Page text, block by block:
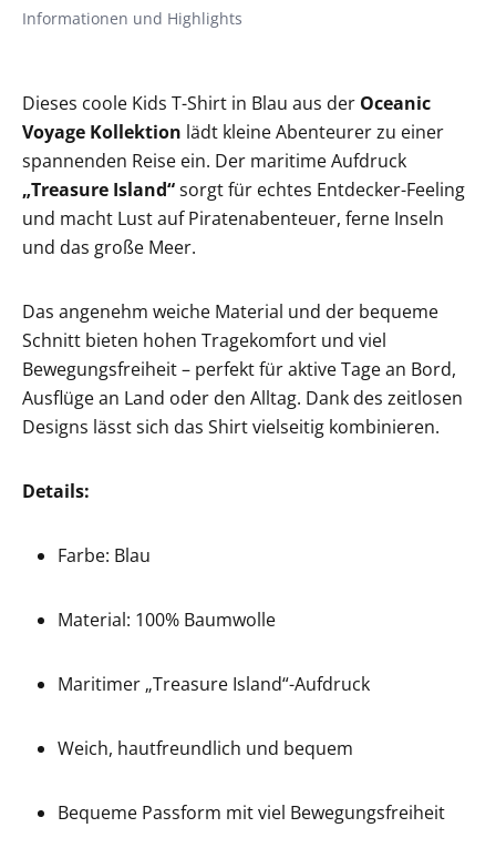
Informationen und Highlights
Dieses coole Kids T-Shirt in Blau aus der Oceanic
Voyage Kollektion lädt kleine Abenteurer zu einer
spannenden Reise ein. Der maritime Aufdruck
„Treasure Island“sorgt für echtes Entdecker-Feeling
und macht Lust auf Piratenabenteuer, ferne Inseln
und das große Meer.
Das angenehm weiche Material und der bequeme
Schnitt bieten hohen Tragekomfort und viel
Bewegungsfreiheit – perfekt für aktive Tage an Bord,
Ausflüge an Land oder den Alltag. Dank des zeitlosen
Designs lässt sich das Shirt vielseitig kombinieren.
Details:
Farbe: Blau
Material: 100% Baumwolle
Maritimer „Treasure Island“-Aufdruck
Weich, hautfreundlich und bequem
Bequeme Passform mit viel Bewegungsfreiheit